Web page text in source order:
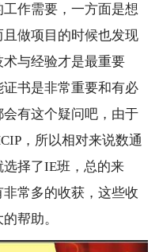
作需要，一方面是想
做项目的时候也发现
与经验才是最重要
书是非常重要和有必
有这个疑问吧，由于
，所以相对来说数通
择了IE班，总的来
常多的收获，这些收
帮助。